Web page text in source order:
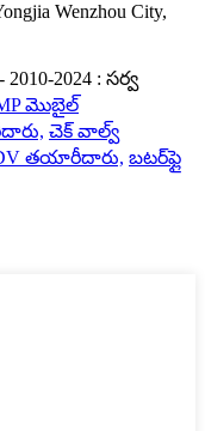
Wenzhou City,
2024 : సర్వ
మొబైల్
చెక్ వాల్వ్
తయారీదారు, బటర్‌ఫ్లై